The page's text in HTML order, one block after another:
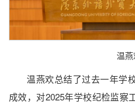
温燕
温燕欢总结了过去一年学
成效，对2025年学校纪检监察